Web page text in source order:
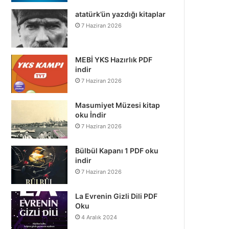
atatürk’ün yazdığı kitaplar
7 Haziran 2026
MEBİ YKS Hazırlık PDF
indir
7 Haziran 2026
Masumiyet Müzesi kitap
oku İndir
7 Haziran 2026
Bülbül Kapanı 1 PDF oku
indir
7 Haziran 2026
La Evrenin Gizli Dili PDF
Oku
4 Aralık 2024